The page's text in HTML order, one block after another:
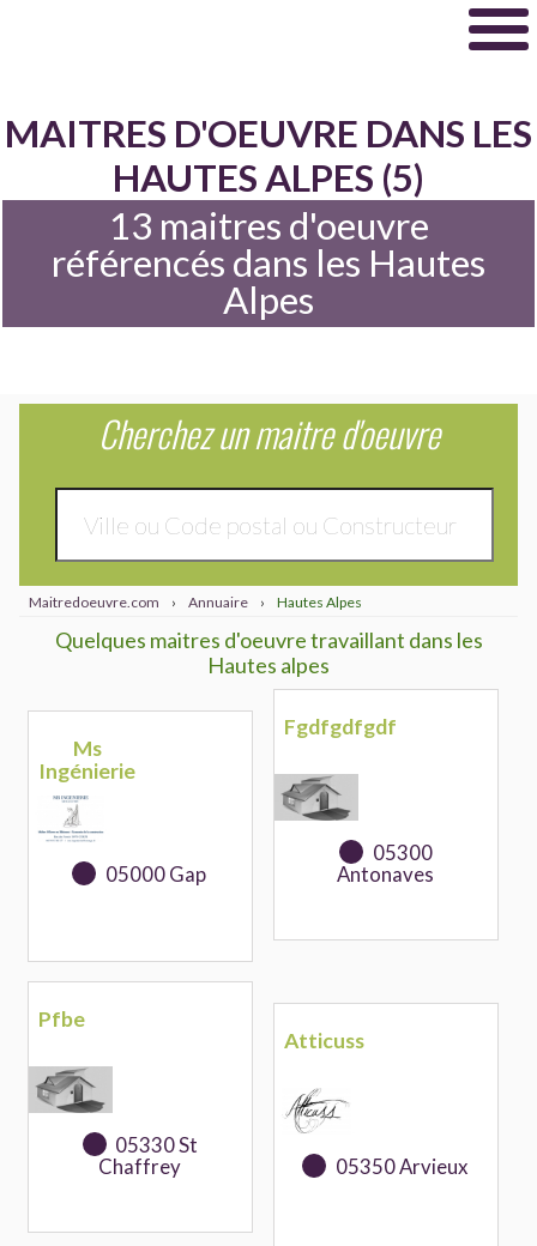
MAITRES D'OEUVRE DANS LES
HAUTES ALPES (5)
13 maitres d'oeuvre
référencés dans les Hautes
Alpes
Cherchez un maitre d'oeuvre
Maitredoeuvre.com › Annuaire › Hautes Alpes
Quelques maitres d'oeuvre travaillant dans les
Hautes alpes
Ms
Ingénierie
05000 Gap
Fgdfgdfgdf
05300
Antonaves
Pfbe
05330 St
Chaffrey
Atticuss
05350 Arvieux